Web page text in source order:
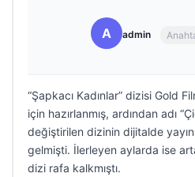
A admin
“Şapkacı Kadınlar” dizisi Gold
için hazırlanmış, ardından adı
değiştirilen dizinin dijitalde
gelmişti. İlerleyen aylarda ise
dizi rafa kalkmıştı.